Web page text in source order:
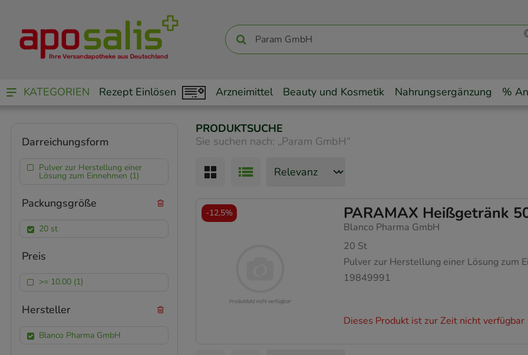
KATEGORIEN Rezept Einlösen Arzneimittel Beauty und Kosmetik Nahrungsergänzung %
PRODUKTSUCHE
Sie suchen nach: „Param GmbH“
PARAMAX Heißgetränk
Blanco Pharma GmbH
20 St
Pulver zur Herstellung einer Lösung zum
19849991
Dieses Produkt ist zur Zeit nicht verfügbar
-12,5%
Darreichungsform
Pulver zur Herstellung einer
Lösung zum Einnehmen (1)
Packungsgröße
20 st
Preis
>= 10.00 (1)
Hersteller
Blanco Pharma GmbH